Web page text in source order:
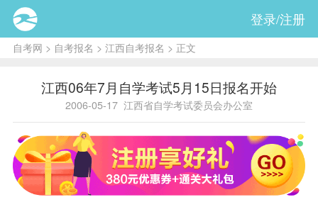
登录/注册
自考网 > 自考报名 > 江西自考报名 > 正文
江西06年7月自学考试5月15日报名开始
2006-05-17 江西省自学考试委员会办公室